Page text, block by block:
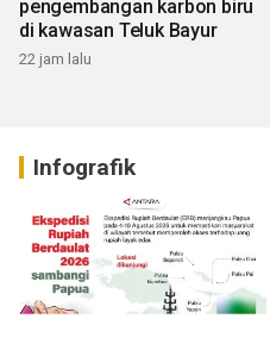
pengembangan karbon biru
di kawasan Teluk Bayur
22 jam lalu
Infografik